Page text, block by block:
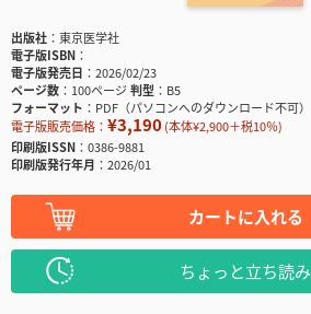
出版社
東京医学社
電子版ISBN
電子版発売日
2026/02/23
ページ数
100ページ判型
B5
フォーマット
PDF（パソコンへのダウンロード不可）
電子版販売価格： ¥3,190(本体¥2,900＋税10％)
印刷版ISSN
0386-9881
印刷版発行年月
2026/01
カートに入れる
ちょっと立ち読み